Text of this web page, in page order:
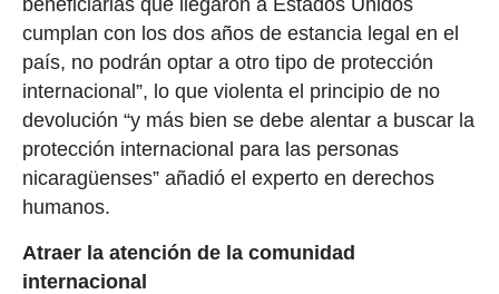
beneficiarias que llegaron a Estados Unidos
cumplan con los dos años de estancia legal en el
país, no podrán optar a otro tipo de protección
internacional”, lo que violenta el principio de no
devolución “y más bien se debe alentar a buscar la
protección internacional para las personas
nicaragüenses” añadió el experto en derechos
humanos.
Atraer la atención de la comunidad
internacional